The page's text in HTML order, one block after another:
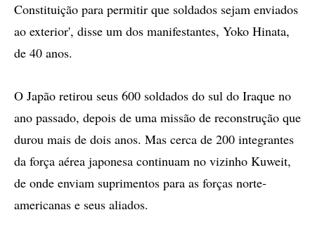
Constituição para permitir que soldados sejam enviados
ao exterior', disse um dos manifestantes, Yoko Hinata,
de 40 anos.
O Japão retirou seus 600 soldados do sul do Iraque no
ano passado, depois de uma missão de reconstrução que
durou mais de dois anos. Mas cerca de 200 integrantes
da força aérea japonesa continuam no vizinho Kuweit,
de onde enviam suprimentos para as forças norte-
americanas e seus aliados.